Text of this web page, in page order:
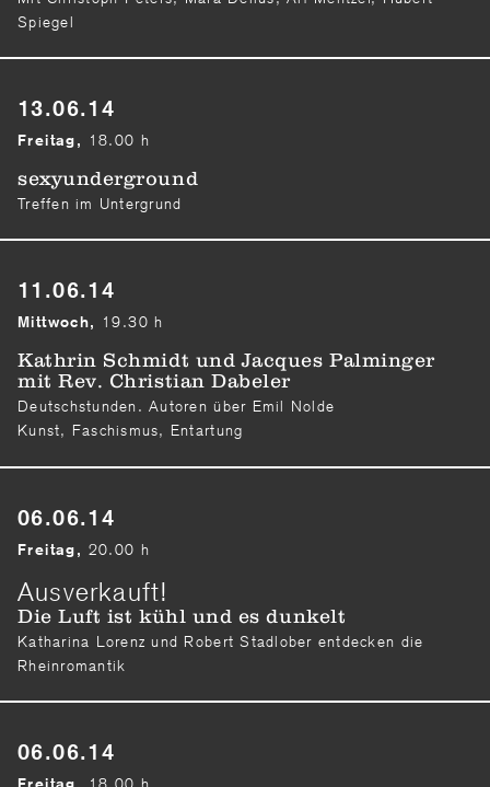
Spiegel
13.06.14
Freitag, 18.00 h
sexyunderground
Treffen im Untergrund
11.06.14
Mittwoch, 19.30 h
Kathrin Schmidt und Jacques Palminger
mit Rev. Christian Dabeler
Deutschstunden. Autoren über Emil Nolde
Kunst, Faschismus, Entartung
06.06.14
Freitag, 20.00 h
Ausverkauft!
Die Luft ist kühl und es dunkelt
Katharina Lorenz und Robert Stadlober entdecken die
Rheinromantik
06.06.14
18.00 h